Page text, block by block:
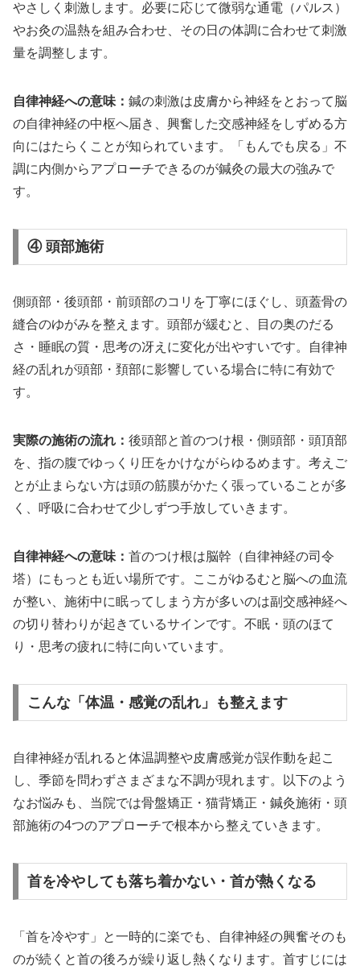
やさしく刺激します。必要に応じて微弱な通電（パルス）
やお灸の温熱を組み合わせ、その日の体調に合わせて刺激
量を調整します。
自律神経への意味： 鍼の刺激は皮膚から神経をとおって脳
の自律神経の中枢へ届き、興奮した交感神経をしずめる方
向にはたらくことが知られています。「もんでも戻る」不
調に内側からアプローチできるのが鍼灸の最大の強みで
す。
④ 頭部施術
側頭部・後頭部・前頭部のコリを丁寧にほぐし、頭蓋骨の
縫合のゆがみを整えます。頭部が緩むと、目の奥のだる
さ・睡眠の質・思考の冴えに変化が出やすいです。自律神
経の乱れが頭部・頚部に影響している場合に特に有効で
す。
実際の施術の流れ： 後頭部と首のつけ根・側頭部・頭頂部
を、指の腹でゆっくり圧をかけながらゆるめます。考えご
とが止まらない方は頭の筋膜がかたく張っていることが多
く、呼吸に合わせて少しずつ手放していきます。
自律神経への意味： 首のつけ根は脳幹（自律神経の司令
塔）にもっとも近い場所です。ここがゆるむと脳への血流
が整い、施術中に眠ってしまう方が多いのは副交感神経へ
の切り替わりが起きているサインです。不眠・頭のほて
り・思考の疲れに特に向いています。
こんな「体温・感覚の乱れ」も整えます
自律神経が乱れると体温調整や皮膚感覚が誤作動を起こ
し、季節を問わずさまざまな不調が現れます。以下のよう
なお悩みも、当院では骨盤矯正・猫背矯正・鍼灸施術・頭
部施術の4つのアプローチで根本から整えていきます。
首を冷やしても落ち着かない・首が熱くなる
「首を冷やす」と一時的に楽でも、自律神経の興奮そのも
のが続くと首の後ろが繰り返し熱くなります。首すじには